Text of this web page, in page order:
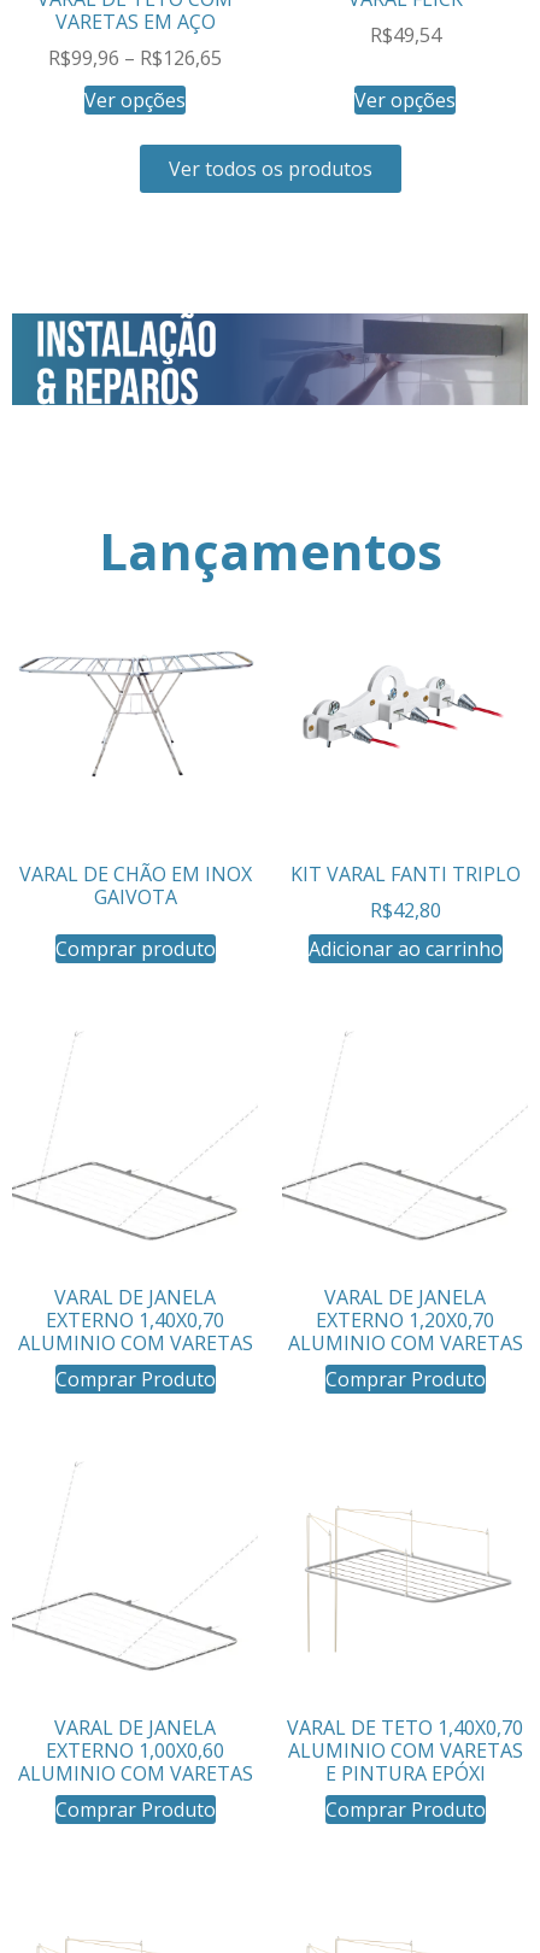
VARETAS EM AÇO
R$99,96 – R$126,65
Ver opções
R$49,54
Ver opções
Ver todos os produtos
Lançamentos
VARAL DE CHÃO EM INOX
GAIVOTA
Comprar produto
KIT VARAL FANTI TRIPLO
R$42,80
Adicionar ao carrinho
VARAL DE JANELA
EXTERNO 1,40X0,70
ALUMINIO COM VARETAS
Comprar Produto
VARAL DE JANELA
EXTERNO 1,20X0,70
ALUMINIO COM VARETAS
Comprar Produto
VARAL DE JANELA
EXTERNO 1,00X0,60
ALUMINIO COM VARETAS
Comprar Produto
VARAL DE TETO 1,40X0,70
ALUMINIO COM VARETAS
E PINTURA EPÓXI
Comprar Produto